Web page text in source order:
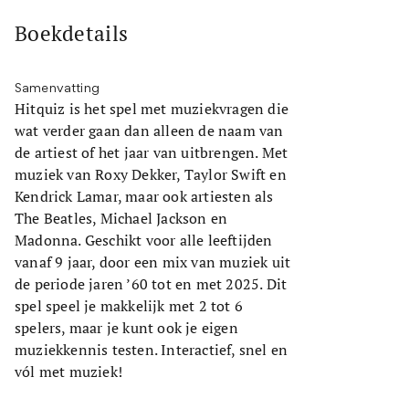
Boekdetails
Samenvatting
Hitquiz is het spel met muziekvragen die
wat verder gaan dan alleen de naam van
de artiest of het jaar van uitbrengen. Met
muziek van Roxy Dekker, Taylor Swift en
Kendrick Lamar, maar ook artiesten als
The Beatles, Michael Jackson en
Madonna. Geschikt voor alle leeftijden
vanaf 9 jaar, door een mix van muziek uit
de periode jaren ’60 tot en met 2025. Dit
spel speel je makkelijk met 2 tot 6
spelers, maar je kunt ook je eigen
muziekkennis testen. Interactief, snel en
vól met muziek!